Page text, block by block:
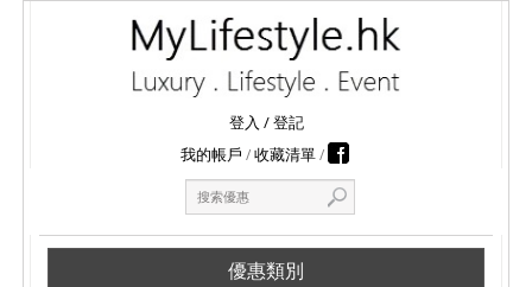
登入 /登記
我的帳戶
收藏清單
優惠類別